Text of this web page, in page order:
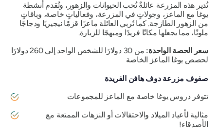
تُدير هذه المزرعة عائلةٌ تُحب الحيوانات والزهور، وتُقدم أنشطة
يوغا مع الماعز، وجولاتٍ في المزرعة، وفعالياتٍ خاصة، وباقاتٍ
من الزهور الطازجة. كما تُربي العائلة ماعزًا قزمًا نيجيريًا ودجاجًا
ملونًا، مما يجعلها مكانًا فريدًا ومبهجًا للزيارة.
سعر الحصة الواحدة:
من 30 دولارًا للشخص الواحد إلى 260 دولارًا
لحصص يوغا الماعز الخاصة
صفوف مزرعة دوف هافن الفريدة
تتوفر دروس يوغا خاصة مع الماعز للمجموعات
مثالية لأعياد الميلاد والاحتفالات أو النزهات الممتعة مع
الأصدقاء!